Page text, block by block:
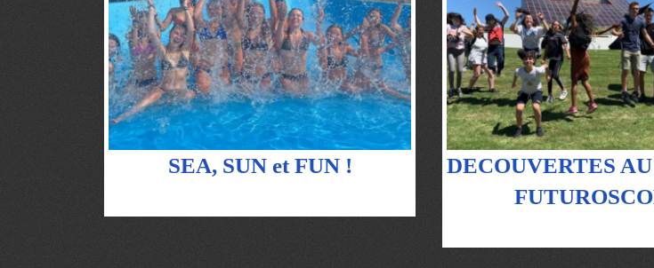
SEA, SUN et FUN !
DECOUVERTES